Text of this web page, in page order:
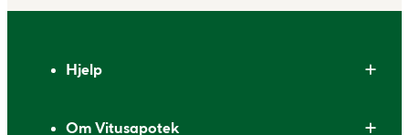
Hjelp
Om Vitusapotek